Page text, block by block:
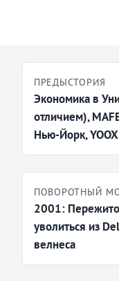
ПРЕДЫСТОРИЯ
Экономика в
отличием),
Нью-Йорк,
ПОВОРОТНЫЙ
2001:
уволиться из
велнеса